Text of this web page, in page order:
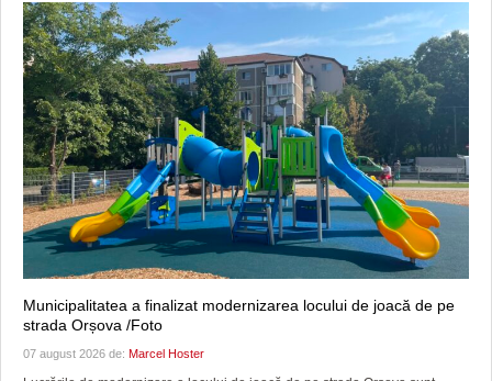
Municipalitatea a finalizat modernizarea locului de joacă de pe
strada Orșova /Foto
07 august 2026 de: Marcel Hoster